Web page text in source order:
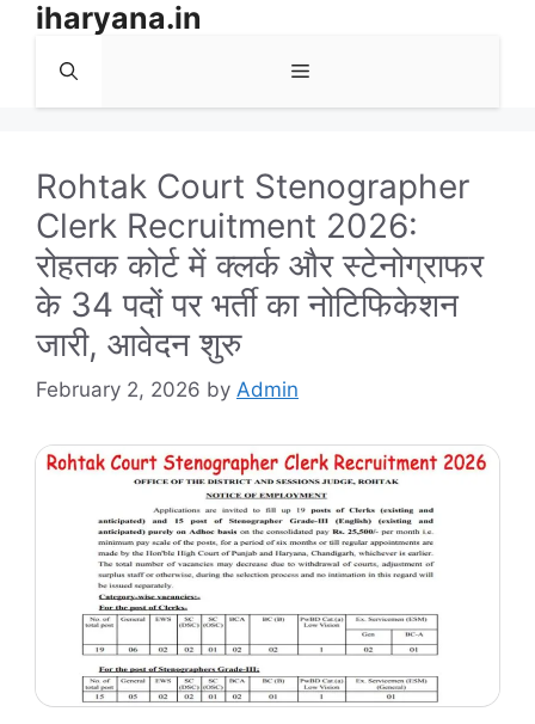
Skip
content
iharyana.in
Menu
Rohtak Court Stenographer
Clerk Recruitment 2026:
रोहतक कोर्ट में क्लर्क और स्टेनोग्राफर
के 34 पदों पर भर्ती का नोटिफिकेशन
जारी, आवेदन शुरु
February 2, 2026 by Admin